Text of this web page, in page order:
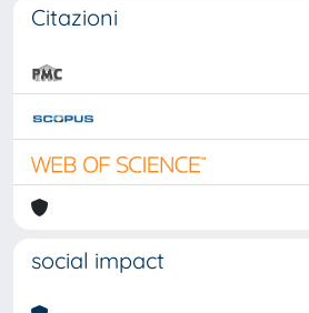
Citazioni
social impact